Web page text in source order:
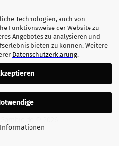
Technologien, auch von
Funktionsweise der Website zu
Angebotes zu analysieren und
bieten zu können. Weitere
Datenschutzerklärung.